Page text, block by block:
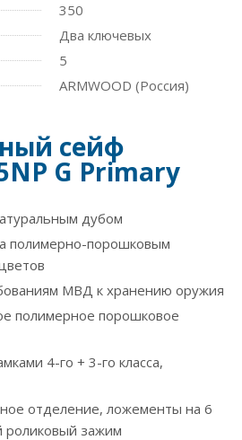
350
Два ключевых
5
ARMWOOD (Россия)
сейф
G Primary
дубом
полимерно-порошковым
МВД к хранению оружия
полимерное порошковое
4-го + 3-го класса,
отделение, ложементы на 6
роликовый зажим